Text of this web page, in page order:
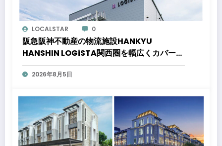
LOCALSTAR 0
阪急阪神不動産の物流施設HANKYU
HANSHIN LOGiSTA関西圏を幅広くカバーで
きる好立地に新たな物流施設が誕生「ロジス
タ北伊丹」と「ロジスタ京都伏見」が竣工し
2026年8月5日